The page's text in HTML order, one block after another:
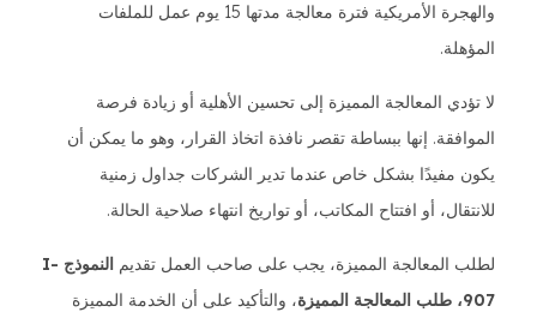
والهجرة الأمريكية فترة معالجة مدتها 15 يوم عمل للملفات
المؤهلة.
لا تؤدي المعالجة المميزة إلى تحسين الأهلية أو زيادة فرصة
الموافقة. إنها ببساطة تقصر نافذة اتخاذ القرار، وهو ما يمكن أن
يكون مفيدًا بشكل خاص عندما تدير الشركات جداول زمنية
للانتقال، أو افتتاح المكاتب، أو تواريخ انتهاء صلاحية الحالة.
لطلب المعالجة المميزة، يجب على صاحب العمل تقديم
النموذج I-
907، طلب المعالجة المميزة
، والتأكيد على أن الخدمة المميزة